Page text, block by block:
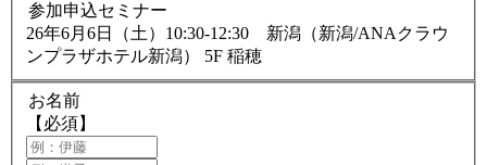
参加申込セミナー
26年6月6日（土）10:30-12:30 新潟（新潟/ANAクラウ
ンプラザホテル新潟） 5F 稲穂
お名前
【必須】